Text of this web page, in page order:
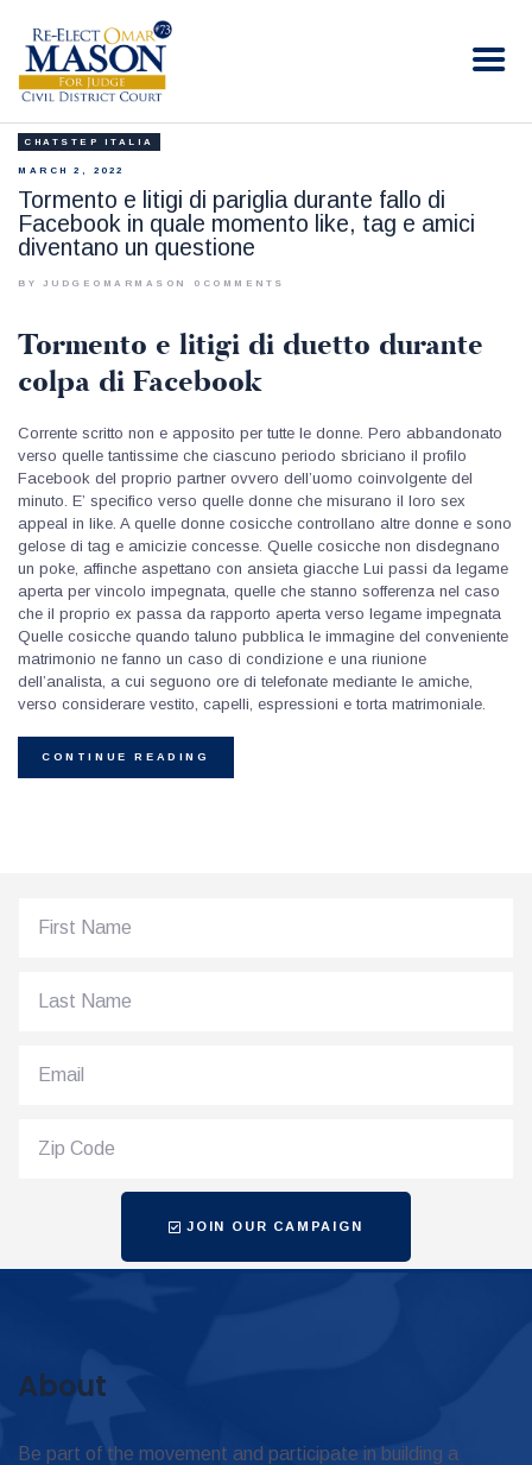
RE-ELECT OMAR MASON JUDGE
HOME
BIO
CONTACT
VOLUNTEER
DONATE
CHATSTEP ITALIA
MARCH 2, 2022
Tormento e litigi di pariglia durante fallo di
Facebook in quale momento like, tag e amici
diventano un questione
BY JUDGEOMARMASON 0 COMMENTS
Tormento e litigi di duetto durante
colpa di Facebook
Corrente scritto non e apposito per tutte le donne. Pero abbandonato
verso quelle tantissime che ciascuno periodo sbriciano il profilo
Facebook del proprio partner ovvero dell’uomo coinvolgente del
minuto. E’ specifico verso quelle donne che misurano il loro sex
appeal in like. A quelle donne cosicche controllano altre donne e sono
gelose di tag e amicizie concesse. Quelle cosicche non disdegnano
un poke, affinche aspettano con ansieta giacche Lui passi da legame
aperta per vincolo impegnata, quelle che stanno sofferenza nel caso
che il proprio ex passa da rapporto aperta verso legame impegnata
Quelle cosicche quando taluno pubblica le immagine del conveniente
matrimonio ne fanno un caso di condizione e una riunione
dell’analista, a cui seguono ore di telefonate mediante le amiche,
verso considerare vestito, capelli, espressioni e torta matrimoniale.
CONTINUE READING
JOIN OUR CAMPAIGN
About
Be part of the movement and participate in building a